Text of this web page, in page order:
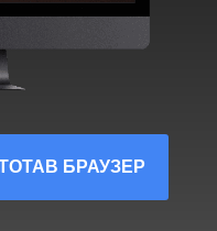
БРАУЗЕР